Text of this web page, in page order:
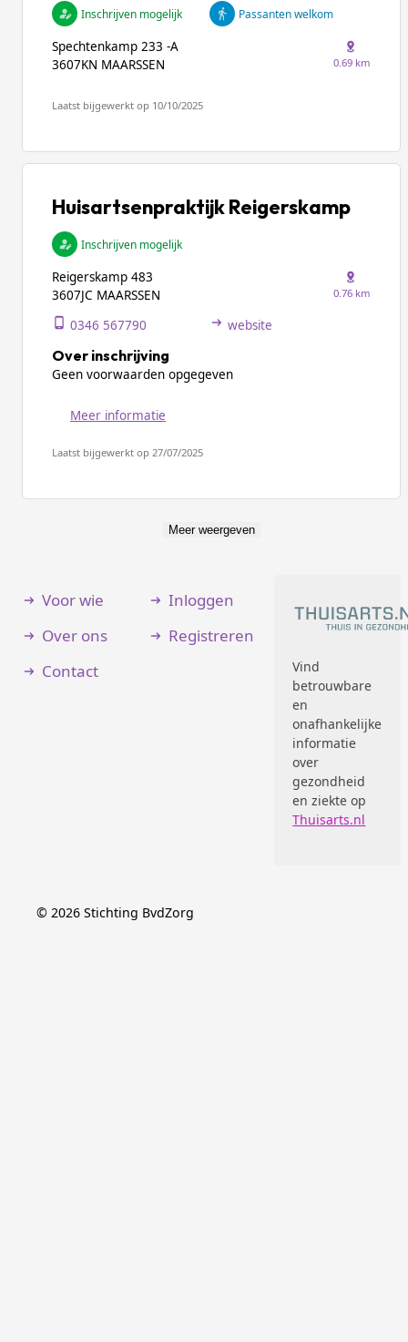
Inschrijven mogelijk Passanten welkom
Spechtenkamp 233 -A
3607KN MAARSSEN
0.69 km
Laatst bijgewerkt op 10/10/2025
Huisartsenpraktijk Reigerskamp
Inschrijven mogelijk
Reigerskamp 483
3607JC MAARSSEN
0.76 km
0346 567790 website
Over inschrijving
Geen voorwaarden opgegeven
Meer informatie
Laatst bijgewerkt op 27/07/2025
Meer weergeven
Voor wie
Over ons
Contact
Inloggen
Registreren
Vind
betrouwbare
en
onafhankelijke
informatie
over
gezondheid
en ziekte op
Thuisarts.nl
© 2026 Stichting BvdZorg